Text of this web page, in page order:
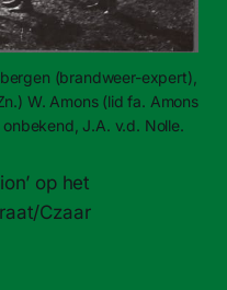
(brandweer-expert),
W. Amons (lid fa. Amons
J.A. v.d. Nolle.
op het
Czaar